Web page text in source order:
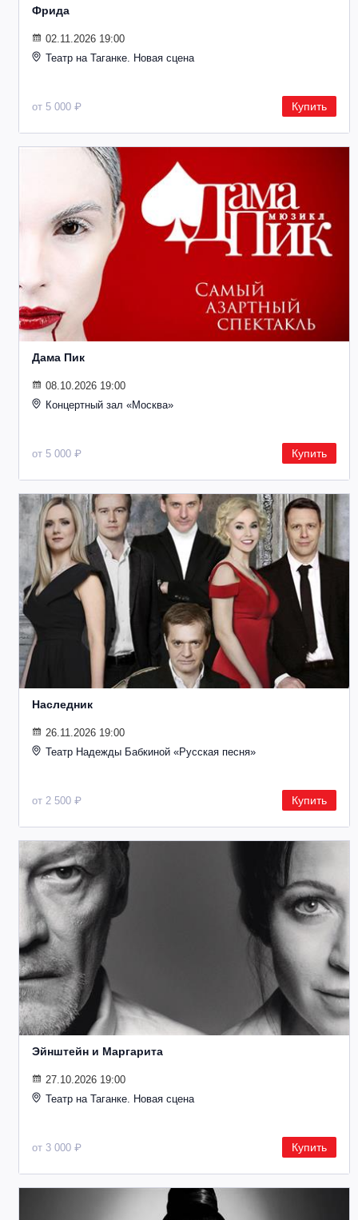
Фрида
02.11.2026 19:00
Театр на Таганке. Новая сцена
от 5 000 ₽ Купить
Дама Пик
08.10.2026 19:00
Концертный зал «Москва»
от 5 000 ₽ Купить
Наследник
26.11.2026 19:00
Театр Надежды Бабкиной «Русская песня»
от 2 500 ₽ Купить
Эйнштейн и Маргарита
27.10.2026 19:00
Театр на Таганке. Новая сцена
от 3 000 ₽ Купить